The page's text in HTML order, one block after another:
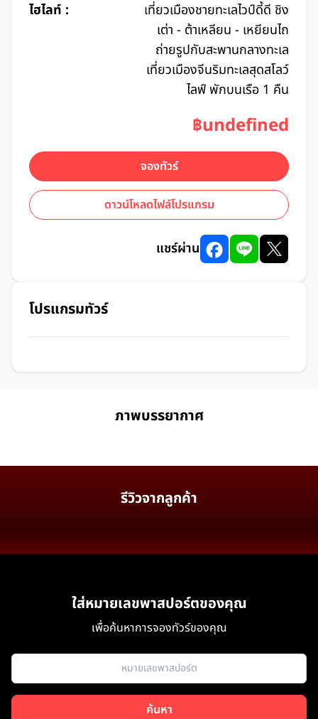
ไฮไลท์ :
เที่ยวเมืองชายทะเลไวป์ดี้ดี ชิง
เต่า - ต้าเหลียน - เหยียนไถ
ถ่ายรูปกับสะพานกลางทะเล
เที่ยวเมืองจีนริมทะเลสุดสโลว์
ไลฟ์ พักบนเรือ 1 คืน
฿undefined
จองทัวร์
ดาวน์โหลดไฟล์โปรแกรม
แชร์ผ่าน
โปรแกรมทัวร์
ภาพบรรยากาศ
รีวิวจากลูกค้า
ใส่หมายเลขพาสปอร์ตของคุณ
เพื่อค้นหาการจองทัวร์ของคุณ
ค้นหา